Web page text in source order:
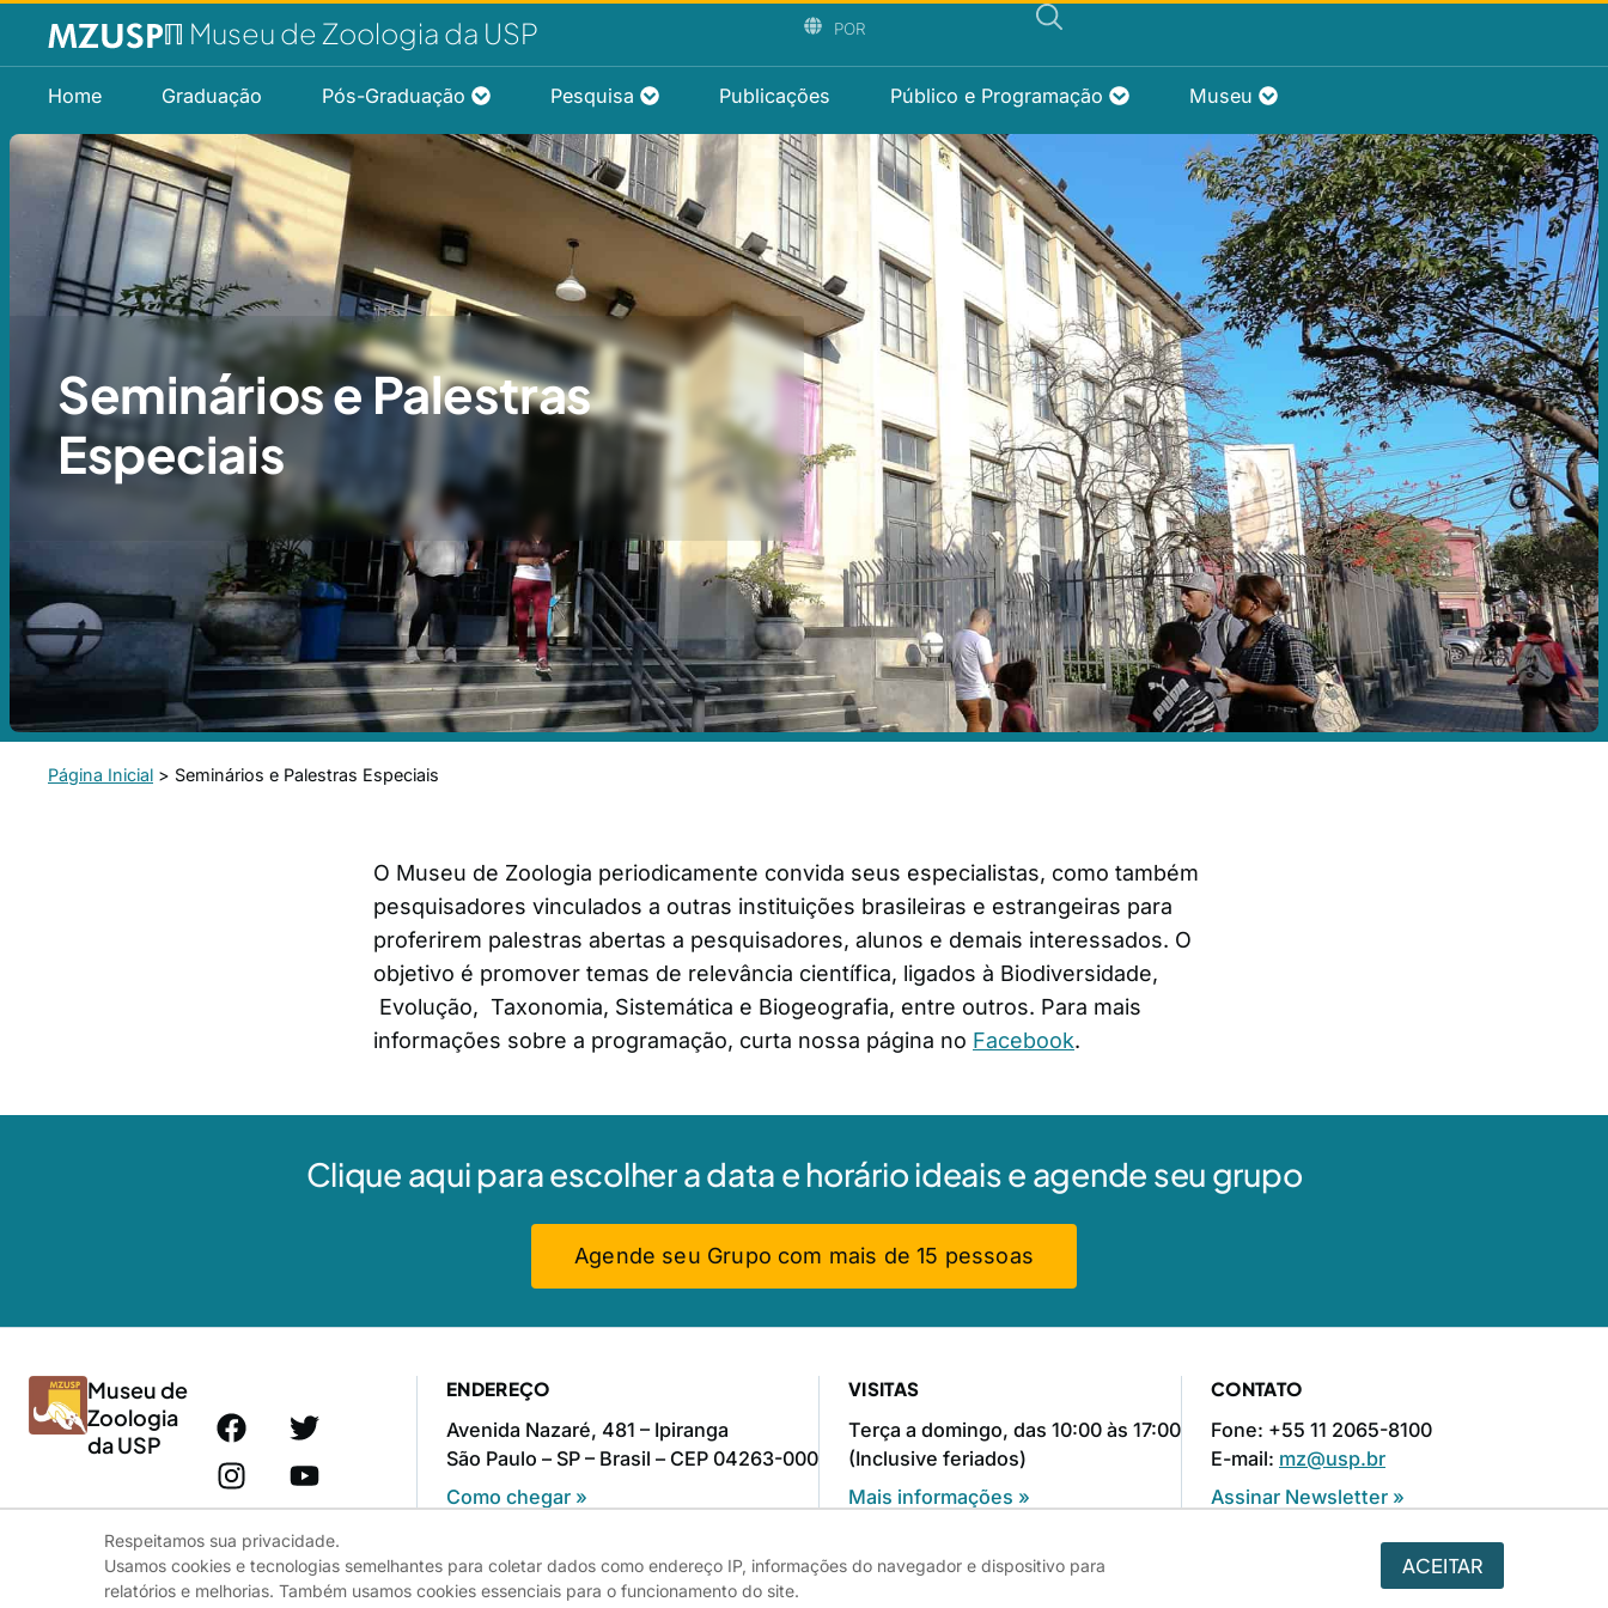
ℿ Museu de Zoologia da USP POR
Home Graduação Pós-Graduação Pesquisa Publicações Público e Programação Museu
Seminários e Palestras
Especiais
Página Inicial > Seminários e Palestras Especiais
O Museu de Zoologia periodicamente convida seus especialistas, como também
pesquisadores vinculados a outras instituições brasileiras e estrangeiras para
proferirem palestras abertas a pesquisadores, alunos e demais interessados. O
objetivo é promover temas de relevância científica, ligados à Biodiversidade,
Evolução, Taxonomia, Sistemática e Biogeografia, entre outros. Para mais
informações sobre a programação, curta nossa página no Facebook.
Clique aqui para escolher a data e horário ideais e agende seu grupo
Agende seu Grupo com mais de 15 pessoas
Museu de
Zoologia
da USP
ENDEREÇO
Avenida Nazaré, 481 – Ipiranga
São Paulo – SP – Brasil – CEP 04263-000
Como chegar »
VISITAS
Terça a domingo, das 10:00 às 17:00
(Inclusive feriados)
Mais informações »
CONTATO
Fone: +55 11 2065-8100
E-mail: mz@usp.br
Assinar Newsletter »
© 2025 - USP - Universidade de São Paulo Ouvidoria Chamados
Respeitamos sua privacidade.
Usamos cookies e tecnologias semelhantes para coletar dados como endereço IP, informações do navegador e dispositivo para
relatórios e melhorias. Também usamos cookies essenciais para o funcionamento do site.
ACEITAR